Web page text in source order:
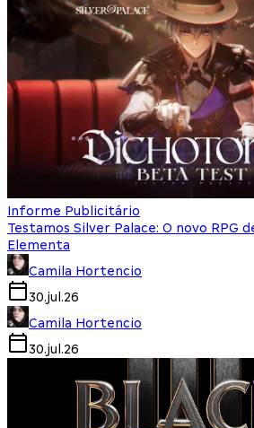
Informe Publicitário
Testamos Silver Palace: O novo RPG
Elementa
Camila Hortencio
30.jul.26
Camila Hortencio
30.jul.26